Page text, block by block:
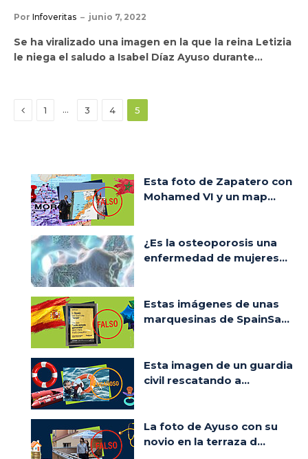
Por Infoveritas junio 7, 2022
Se ha viralizado una imagen en la que la reina Letizia
le niega el saludo a Isabel Díaz Ayuso durante…
Anterior
1 … 3 4 5
Esta foto de Zapatero con
Mohamed VI y un map...
¿Es la osteoporosis una
enfermedad de mujeres...
Estas imágenes de unas
marquesinas de SpainSa...
Esta imagen de un guardia
civil rescatando a...
La foto de Ayuso con su
novio en la terraza d...